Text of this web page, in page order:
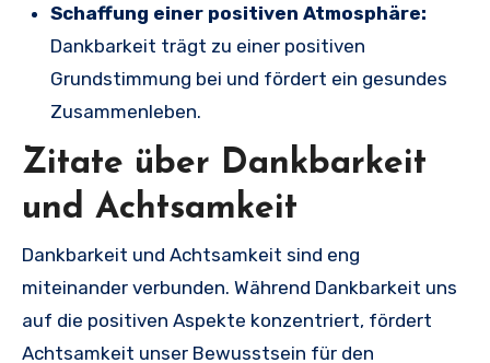
Schaffung einer positiven Atmosphäre:
Dankbarkeit trägt zu einer positiven
Grundstimmung bei und fördert ein gesundes
Zusammenleben.
Zitate über Dankbarkeit
und Achtsamkeit
Dankbarkeit und Achtsamkeit sind eng
miteinander verbunden. Während Dankbarkeit uns
auf die positiven Aspekte konzentriert, fördert
Achtsamkeit unser Bewusstsein für den